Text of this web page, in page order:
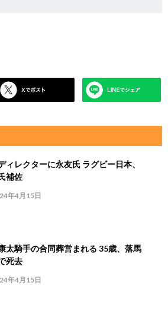
ィレクターに永友氏 ラグビー日本、
補佐
年4月15日
太騎手の合同葬営まれる 35歳、落馬
死去
年4月15日